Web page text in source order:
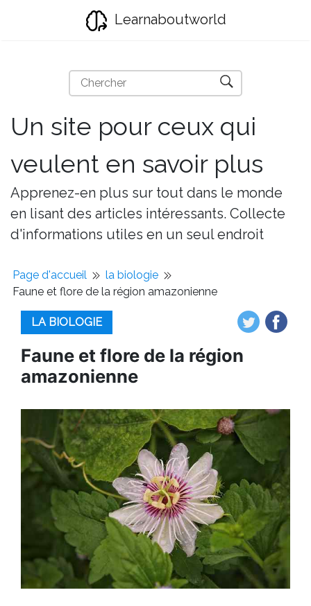
Learnaboutworld
Un site pour ceux qui
veulent en savoir plus
Apprenez-en plus sur tout dans le monde
en lisant des articles intéressants. Collecte
d'informations utiles en un seul endroit
Page d'accueil
la biologie
Faune et flore de la région amazonienne
LA BIOLOGIE
Faune et flore de la région
amazonienne